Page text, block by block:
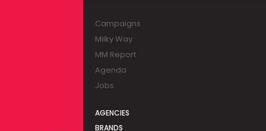
Campaigns
Milky Way
MM Report
Agenda
Jobs
AGENCIES
BRANDS